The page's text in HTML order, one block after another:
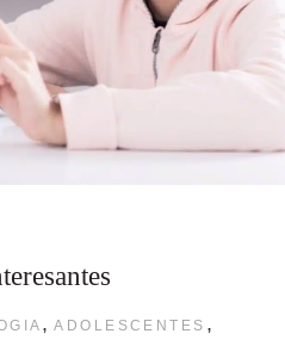
, ADOLESCENTES ,